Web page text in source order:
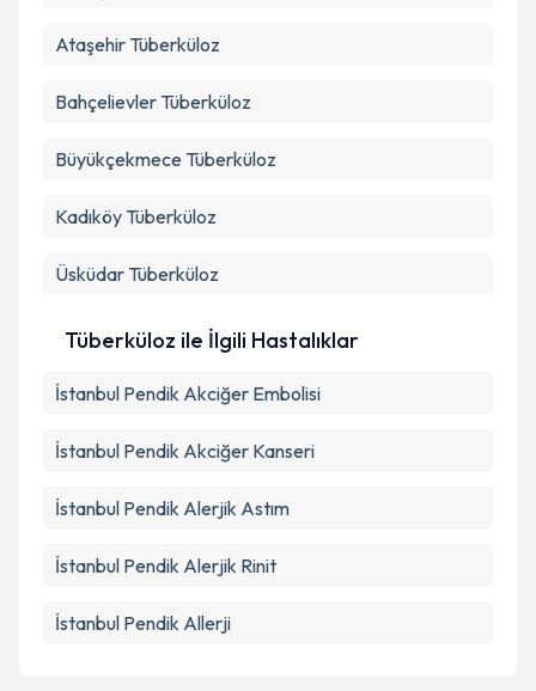
Ataşehir Tüberküloz
Bahçelievler Tüberküloz
Büyükçekmece Tüberküloz
Kadıköy Tüberküloz
Üsküdar Tüberküloz
Tüberküloz ile İlgili Hastalıklar
İstanbul Pendik Akciğer Embolisi
İstanbul Pendik Akciğer Kanseri
İstanbul Pendik Alerjik Astım
İstanbul Pendik Alerjik Rinit
İstanbul Pendik Allerji